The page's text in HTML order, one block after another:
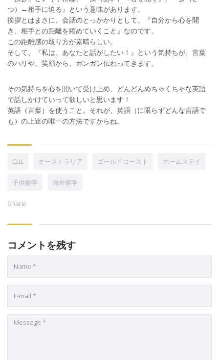
つ）→相手に迫る』という意味があります。
挨拶とはまさに、会話のとっかかりとして、『自分から心を開
き、相手との距離を縮めていくこと』なのです。
この距離感の取り方が素晴らしい。
そして、『私は、あなたと話がしたい！』という気持ちが、言葉
のハリや、笑顔から、ガンガン伝わってきます。
その気持ちを心を開いて受け止め、どんどんめちゃくちゃな英語
で話しかけていって欲しいと思います！
英語（言葉）を使うこと。それが、英語（に限らずどんな言語で
も）の上達の唯一の方法ですからね。
CLIL オーストラリア ゴールドコースト ホームステイ
子供留学 海外留学
Share:
コメントを残す